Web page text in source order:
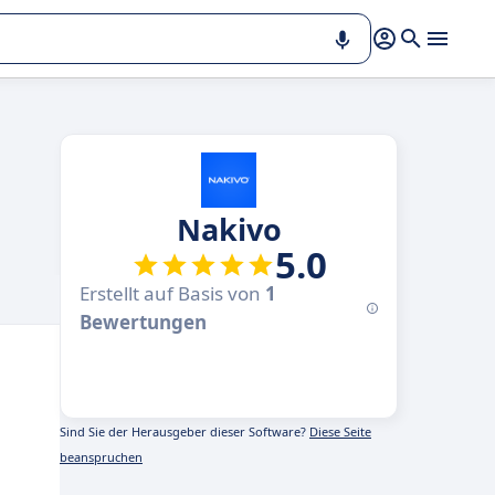
Nakivo
5.0
Erstellt auf Basis von 1
Bewertungen
Sind Sie der Herausgeber dieser Software? Diese Seite
beanspruchen